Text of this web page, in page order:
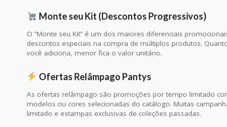
Monte seu Kit (Descontos Progressivos)
O “Monte seu Kit” é um dos maiores diferenciais
descontos especiais na compra de múltiplos produtos.
você adiciona, menor fica o valor unitário.
Ofertas Relâmpago Pantys
As ofertas relâmpago são promoções por tempo limitado
modelos ou cores selecionadas do catálogo. Muitas
limitado e estampas exclusivas de coleções passadas.